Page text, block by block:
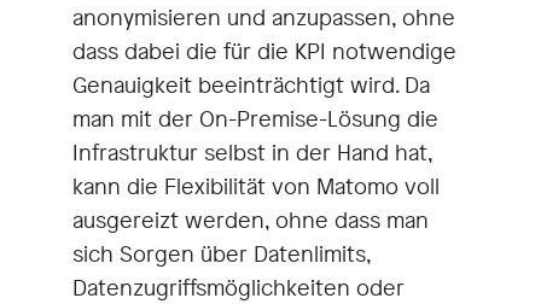
anonymisieren und anzupassen, ohne
dass dabei die für die KPI notwendige
Genauigkeit beeinträchtigt wird. Da
man mit der On-Premise-Lösung die
Infrastruktur selbst in der Hand hat,
kann die Flexibilität von Matomo voll
ausgereizt werden, ohne dass man
sich Sorgen über Datenlimits,
Datenzugriffsmöglichkeiten oder